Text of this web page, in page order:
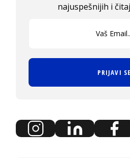
najuspešnijih i
PRIJAVI SE